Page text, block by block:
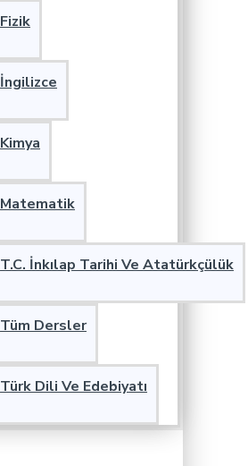
Fizik
İngilizce
Kimya
Matematik
T.C. İnkılap Tarihi Ve Atatürkçülük
Tüm Dersler
Türk Dili Ve Edebiyatı